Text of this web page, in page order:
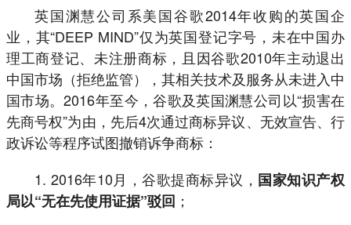
英国渊慧公司系美国谷歌2014年收购的英国企
业，其“DEEP MIND”仅为英国登记字号，未在中国办
理工商登记、未注册商标，且因谷歌2010年主动退出
中国市场（拒绝监管），其相关技术及服务从未进入中
国市场。2016年至今，谷歌及英国渊慧公司以“损害在
先商号权”为由，先后4次通过商标异议、无效宣告、行
政诉讼等程序试图撤销诉争商标：
1. 2016年10月，谷歌提商标异议， 国家知识产权
局以“无在先使用证据”驳回 ；